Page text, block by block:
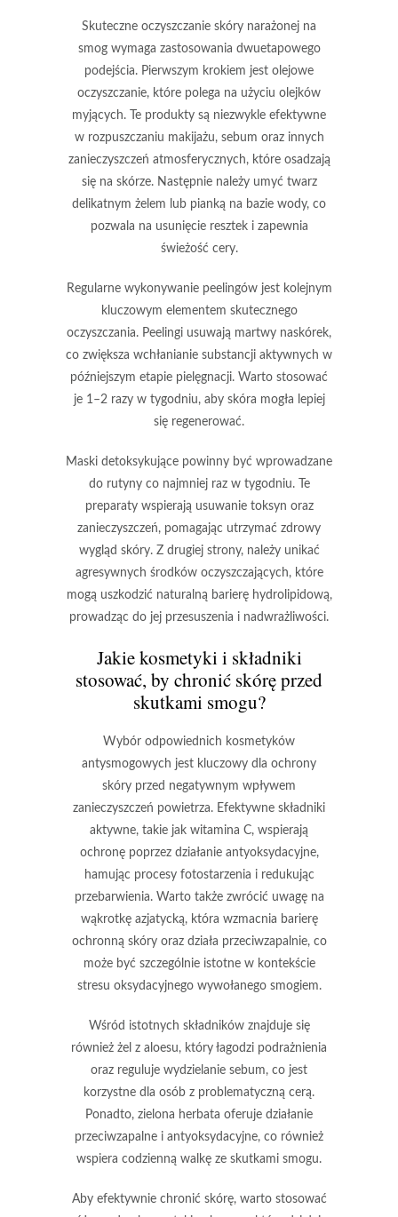
Skuteczne oczyszczanie skóry narażonej na
smog wymaga zastosowania dwuetapowego
podejścia. Pierwszym krokiem jest olejowe
oczyszczanie, które polega na użyciu olejków
myjących. Te produkty są niezwykle efektywne
w rozpuszczaniu makijażu, sebum oraz innych
zanieczyszczeń atmosferycznych, które osadzają
się na skórze. Następnie należy umyć twarz
delikatnym żelem lub pianką na bazie wody, co
pozwala na usunięcie resztek i zapewnia
świeżość cery.
Regularne wykonywanie peelingówjest kolejnym
kluczowym elementem skutecznego
oczyszczania. Peelingi usuwają martwy naskórek,
co zwiększa wchłanianie substancji aktywnych w
późniejszym etapie pielęgnacji. Warto stosować
je 1–2 razy w tygodniu, aby skóra mogła lepiej
się regenerować.
Maski detoksykujące powinny być wprowadzane
do rutyny co najmniej raz w tygodniu. Te
preparaty wspierają usuwanie toksyn oraz
zanieczyszczeń, pomagając utrzymać zdrowy
wygląd skóry. Z drugiej strony, należy unikać
agresywnych środków oczyszczających, które
mogą uszkodzić naturalną barierę hydrolipidową,
prowadząc do jej przesuszenia i nadwrażliwości.
Jakie kosmetyki i składniki
stosować, by chronić skórę przed
skutkami smogu?
Wybór odpowiednich kosmetyków
antysmogowych jest kluczowy dla ochrony
skóry przed negatywnym wpływem
zanieczyszczeń powietrza. Efektywne składniki
aktywne, takie jak witamina C, wspierają
ochronę poprzez działanie antyoksydacyjne,
hamując procesy fotostarzenia i redukując
przebarwienia. Warto także zwrócić uwagę na
wąkrotkę azjatycką, która wzmacnia barierę
ochronną skóry oraz działa przeciwzapalnie, co
może być szczególnie istotne w kontekście
stresu oksydacyjnego wywołanego smogiem.
Wśród istotnych składników znajduje się
również żel z aloesu, który łagodzi podrażnienia
oraz reguluje wydzielanie sebum, co jest
korzystne dla osób z problematyczną cerą.
Ponadto, zielona herbata oferuje działanie
przeciwzapalne i antyoksydacyjne, co również
wspiera codzienną walkę ze skutkami smogu.
Aby efektywnie chronić skórę, warto stosować